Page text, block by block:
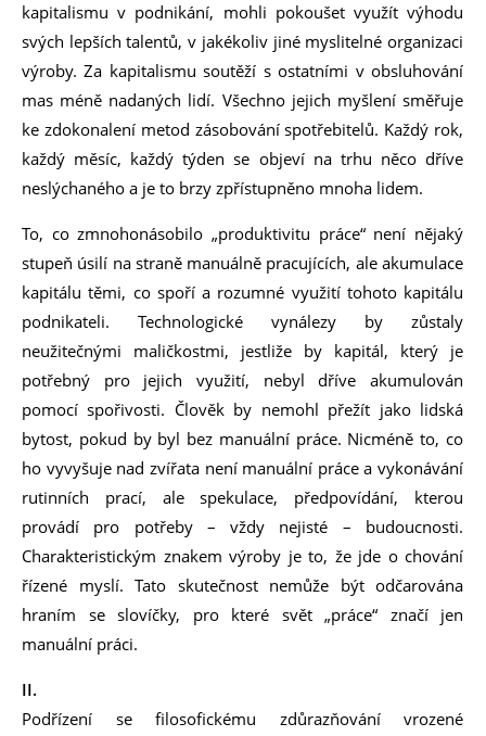
kapitalismu v podnikání, mohli pokoušet využít výhodu
svých lepších talentů, v jakékoliv jiné myslitelné organizaci
výroby. Za kapitalismu soutěží s ostatními v obsluhování
mas méně nadaných lidí. Všechno jejich myšlení směřuje
ke zdokonalení metod zásobování spotřebitelů. Každý rok,
každý měsíc, každý týden se objeví na trhu něco dříve
neslýchaného a je to brzy zpřístupněno mnoha lidem.
To, co zmnohonásobilo „produktivitu práce“ není nějaký
stupeň úsilí na straně manuálně pracujících, ale akumulace
kapitálu těmi, co spoří a rozumné využití tohoto kapitálu
podnikateli. Technologické vynálezy by zůstaly
neužitečnými maličkostmi, jestliže by kapitál, který je
potřebný pro jejich využití, nebyl dříve akumulován
pomocí spořivosti. Člověk by nemohl přežít jako lidská
bytost, pokud by byl bez manuální práce. Nicméně to, co
ho vyvyšuje nad zvířata není manuální práce a vykonávání
rutinních prací, ale spekulace, předpovídání, kterou
provádí pro potřeby – vždy nejisté – budoucnosti.
Charakteristickým znakem výroby je to, že jde o chování
řízené myslí. Tato skutečnost nemůže být odčarována
hraním se slovíčky, pro které svět „práce“ značí jen
manuální práci.
II.
Podřízení se filosofickému zdůrazňování vrozené